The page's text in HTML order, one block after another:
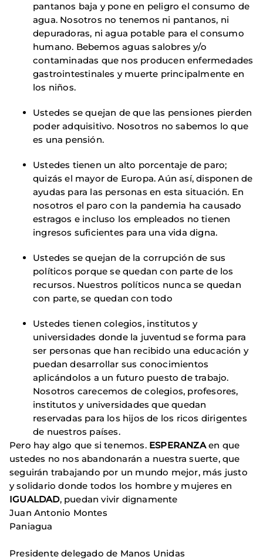
pantanos baja y pone en peligro el consumo de
agua. Nosotros no tenemos ni pantanos, ni
depuradoras, ni agua potable para el consumo
humano. Bebemos aguas salobres y/o
contaminadas que nos producen enfermedades
gastrointestinales y muerte principalmente en
los niños.
Ustedes se quejan de que las pensiones pierden
poder adquisitivo. Nosotros no sabemos lo que
es una pensión.
Ustedes tienen un alto porcentaje de paro;
quizás el mayor de Europa. Aún así, disponen de
ayudas para las personas en esta situación. En
nosotros el paro con la pandemia ha causado
estragos e incluso los empleados no tienen
ingresos suficientes para una vida digna.
Ustedes se quejan de la corrupción de sus
políticos porque se quedan con parte de los
recursos. Nuestros políticos nunca se quedan
con parte, se quedan con todo
Ustedes tienen colegios, institutos y
universidades donde la juventud se forma para
ser personas que han recibido una educación y
puedan desarrollar sus conocimientos
aplicándolos a un futuro puesto de trabajo.
Nosotros carecemos de colegios, profesores,
institutos y universidades que quedan
reservadas para los hijos de los ricos dirigentes
de nuestros países.
Pero hay algo que si tenemos. ESPERANZAen que
ustedes no nos abandonarán a nuestra suerte, que
seguirán trabajando por un mundo mejor, más justo
y solidario donde todos los hombre y mujeres en
IGUALDAD, puedan vivir dignamente
Juan Antonio Montes
Paniagua
Presidente delegado de Manos Unidas